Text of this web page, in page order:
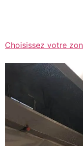
Choisissez votre